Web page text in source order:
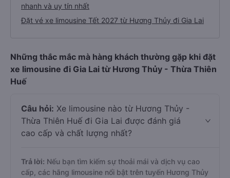
nhanh và uy tín nhất
Đặt vé xe limousine Tết 2027 từ Hương Thủy đi Gia Lai
Những thắc mắc mà hàng khách thường gặp khi đặt
xe limousine đi Gia Lai từ Hương Thủy - Thừa Thiên
Huế
Câu hỏi: Xe limousine nào từ Hương Thủy -
Thừa Thiên Huế đi Gia Lai được đánh giá
cao cấp và chất lượng nhất?
Trả lời: Nếu bạn tìm kiếm sự thoải mái và dịch vụ cao
cấp, các hãng limousine nổi bật trên tuyến Hương Thủy